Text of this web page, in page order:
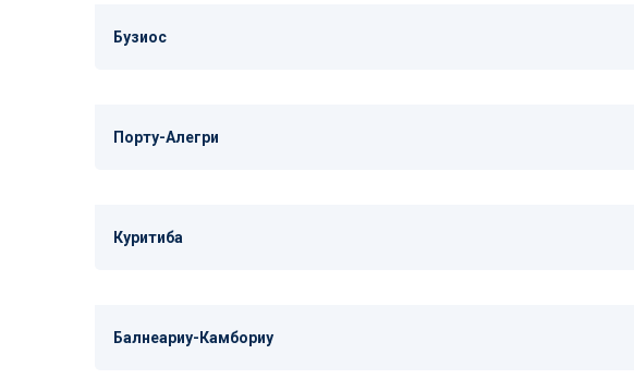
Бузиос
Порту-Алегри
Куритиба
Балнеариу-Камбориу